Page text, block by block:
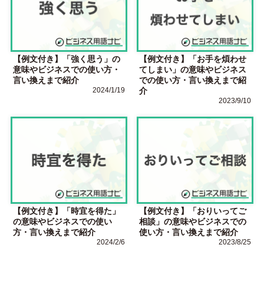
【例文付き】「強く思う」の
意味やビジネスでの使い方・
言い換えまで紹介
2024/1/19
【例文付き】「お手を煩わせ
てしまい」の意味やビジネス
での使い方・言い換えまで紹
介
2023/9/10
【例文付き】「時宜を得た」
の意味やビジネスでの使い
方・言い換えまで紹介
2024/2/6
【例文付き】「おりいってご
相談」の意味やビジネスでの
使い方・言い換えまで紹介
2023/8/25